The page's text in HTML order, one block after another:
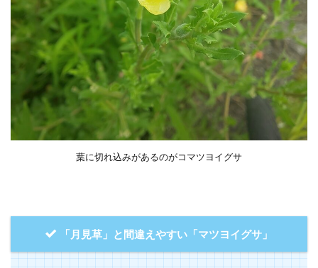
葉に切れ込みがあるのがコマツヨイグサ
「月見草」と間違えやすい「マツヨイグサ」